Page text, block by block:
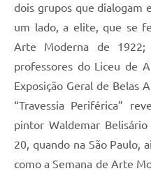
dois grupos que dialogam
um lado, a elite, que se
Arte Moderna de
professores do Liceu de
Exposição Geral de Belas
“Travessia Periférica”
pintor Waldemar
20, quando na São Paulo,
como a Semana de Arte